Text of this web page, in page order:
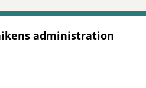
administration